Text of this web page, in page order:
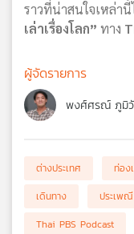
ราวที่น่าสนใจเหล่านี้
เล่าเรื่องโลก” ทาง
ผู้จัดรายการ
พงศ์ศรณ์ ภูมิ
ต่างประเทศ ท่อง
เดินทาง
ประเพณี
Thai PBS Podcast